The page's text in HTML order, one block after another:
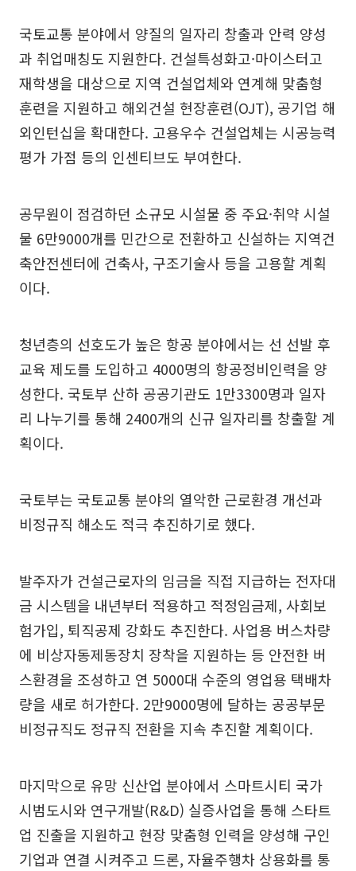
국토교통 분야에서 양질의 일자리 창출과 안력 양성
과 취업매칭도 지원한다. 건설특성화고·마이스터고
재학생을 대상으로 지역 건설업체와 연계해 맞춤형
훈련을 지원하고 해외건설 현장훈련(OJT), 공기업 해
외인턴십을 확대한다. 고용우수 건설업체는 시공능력
평가 가점 등의 인센티브도 부여한다.
공무원이 점검하던 소규모 시설물 중 주요·취약 시설
물 6만9000개를 민간으로 전환하고 신설하는 지역건
축안전센터에 건축사, 구조기술사 등을 고용할 계획
이다.
청년층의 선호도가 높은 항공 분야에서는 선 선발 후
교육 제도를 도입하고 4000명의 항공정비인력을 양
성한다. 국토부 산하 공공기관도 1만3300명과 일자
리 나누기를 통해 2400개의 신규 일자리를 창출할 계
획이다.
국토부는 국토교통 분야의 열악한 근로환경 개선과
비정규직 해소도 적극 추진하기로 했다.
발주자가 건설근로자의 임금을 직접 지급하는 전자대
금 시스템을 내년부터 적용하고 적정임금제, 사회보
험가입, 퇴직공제 강화도 추진한다. 사업용 버스차량
에 비상자동제동장치 장착을 지원하는 등 안전한 버
스환경을 조성하고 연 5000대 수준의 영업용 택배차
량을 새로 허가한다. 2만9000명에 달하는 공공부문
비정규직도 정규직 전환을 지속 추진할 계획이다.
마지막으로 유망 신산업 분야에서 스마트시티 국가
시범도시와 연구개발(R&D) 실증사업을 통해 스타트
업 진출을 지원하고 현장 맞춤형 인력을 양성해 구인
기업과 연결 시켜주고 드론, 자율주행차 상용화를 통